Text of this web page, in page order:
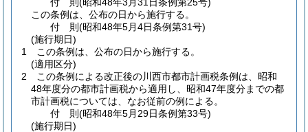
この条例は、公布の日から施行する。
付 則(昭和48年5月4日条例第31号)
(施行期日)
1
この条例は、公布の日から施行する。
(適用区分)
2
この条例による改正後の川西市都市計画税条例は、昭和
48年度分の都市計画税から適用し、昭和47年度分までの都
市計画税については、なお従前の例による。
付 則(昭和48年5月29日条例第33号)
(施行期日)